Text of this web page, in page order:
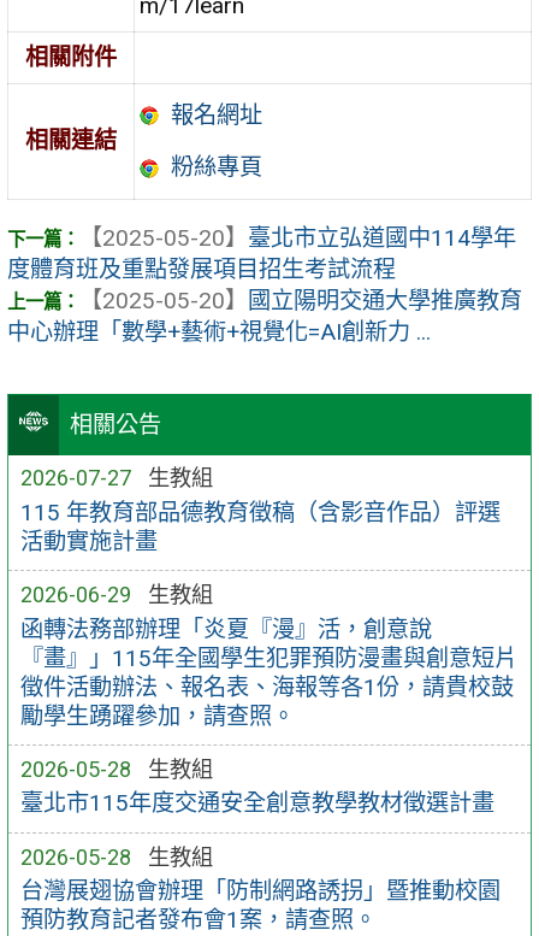
相關公告
2026-07-27 生教組
115 年教育部品德教育徵稿（含影音作品）評選
活動實施計畫
2026-06-29 生教組
函轉法務部辦理「炎夏『漫』活，創意說
『畫』」115年全國學生犯罪預防漫畫與創意短片
徵件活動辦法、報名表、海報等各1份，請貴校鼓
勵學生踴躍參加，請查照。
2026-05-28 生教組
臺北市115年度交通安全創意教學教材徵選計畫
2026-05-28 生教組
台灣展翅協會辦理「防制網路誘拐」暨推動校園
預防教育記者發布會1案，請查照。
相關附件
相關連結
報名網址
粉絲專頁
【2025-05-20】 臺北市立弘道國中114學年
度體育班及重點發展項目招生考試流程
【2025-05-20】
國立陽明交通大學推廣教育
中心辦理「數學+藝術+視覺化=AI創新力 ...